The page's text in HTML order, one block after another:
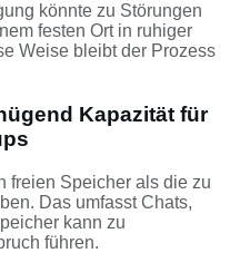
könnte zu Störungen
festen Ort in ruhiger
Weise bleibt der Prozess
Kapazität für
freien Speicher als die zu
Das umfasst Chats,
kann zu
führen.